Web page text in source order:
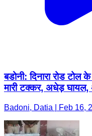
बडोनी: दिनारा रोड टोल
मारी टक्कर, अधेड़ घायल,
Badoni, Datia | Feb 16,